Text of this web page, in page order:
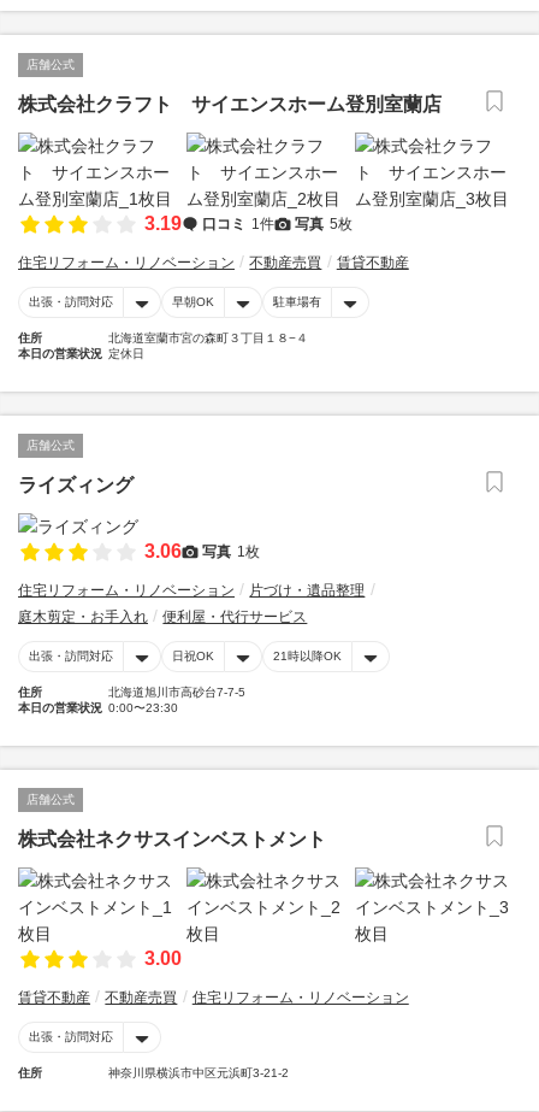
店舗公式
株式会社クラフト サイエンスホーム登別室蘭店
3.19 口コミ 1件 写真 5枚
住宅リフォーム・リノベーション 不動産売買 賃貸不動産
出張・訪問対応 早朝OK 駐車場有
住所
北海道室蘭市宮の森町３丁目１８−４
本日の営業状況 定休日
店舗公式
ライズィング
3.06 写真 1枚
住宅リフォーム・リノベーション
片づけ・遺品整理
庭木剪定・お手入れ
便利屋・代行サービス
出張・訪問対応 日祝OK 21時以降OK
住所
北海道旭川市高砂台7-7-5
本日の営業状況 0:00〜23:30
店舗公式
株式会社ネクサスインベストメント
3.00
賃貸不動産 不動産売買 住宅リフォーム・リノベーション
出張・訪問対応
住所 神奈川県横浜市中区元浜町3-21-2